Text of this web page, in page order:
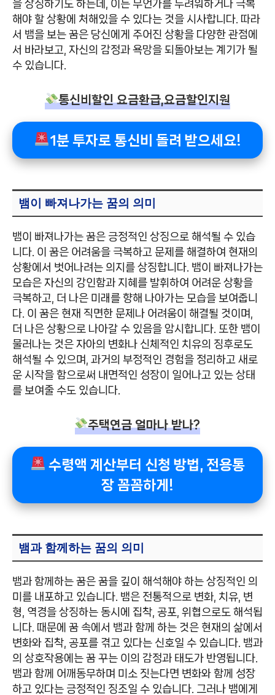
을 상징하기도 하는데, 이는 무언가를 두려워하거나 극복
해야 할 상황에 처해있을 수 있다는 것을 시사합니다. 따라
서 뱀을 보는 꿈은 당신에게 주어진 상황을 다양한 관점에
서 바라보고, 자신의 감정과 욕망을 되돌아보는 계기가 될
수 있습니다.
통신비할인 요금환급,요금할인지원
1분 투자로 통신비 돌려 받으세요!
뱀이 빠져나가는 꿈의 의미
뱀이 빠져나가는 꿈은 긍정적인 상징으로 해석될 수 있습
니다. 이 꿈은 어려움을 극복하고 문제를 해결하여 현재의
상황에서 벗어나려는 의지를 상징합니다. 뱀이 빠져나가는
모습은 자신의 강인함과 지혜를 발휘하여 어려운 상황을
극복하고, 더 나은 미래를 향해 나아가는 모습을 보여줍니
다. 이 꿈은 현재 직면한 문제나 어려움이 해결될 것이며,
더 나은 상황으로 나아갈 수 있음을 암시합니다. 또한 뱀이
물러나는 것은 자아의 변화나 신체적인 치유의 징후로도
해석될 수 있으며, 과거의 부정적인 경험을 정리하고 새로
운 시작을 함으로써 내면적인 성장이 일어나고 있는 상태
를 보여줄 수도 있습니다.
주택연금 얼마나 받나?
수령액 계산부터 신청 방법, 전용통
장 꼼꼼하게!
뱀과 함께하는 꿈의 의미
뱀과 함께하는 꿈은 꿈을 깊이 해석해야 하는 상징적인 의
미를 내포하고 있습니다. 뱀은 전통적으로 변화, 치유, 변
형, 역경을 상징하는 동시에 집착, 공포, 위협으로도 해석됩
니다. 때문에 꿈 속에서 뱀과 함께 하는 것은 현재의 삶에서
변화와 집착, 공포를 겪고 있다는 신호일 수 있습니다. 뱀과
의 상호작용에는 꿈 꾸는 이의 감정과 태도가 반영됩니다.
뱀과 함께 어깨동무하며 미소 짓는다면 변화와 함께 성장
하고 있다는 긍정적인 징조일 수 있습니다. 그러나 뱀에게